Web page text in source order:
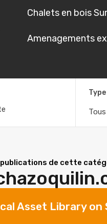
Chalets en bois
Amenagements
de cette
Asset Library on